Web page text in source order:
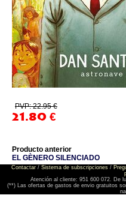
PVP: 22.95 €
21.80 €
Producto anterior
EL GÈNERO SILENCIADO
Contactar/ Sistema de subscripciones/
Atención al cliente: 951 600 072. De
(**) Las ofertas de gastos de envio gratuitos